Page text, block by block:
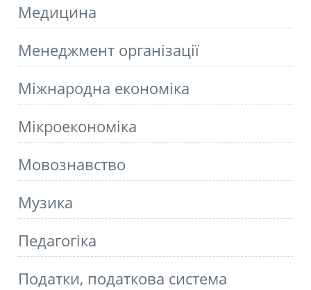
Медицина
Менеджмент організації
Міжнародна економіка
Мікроекономіка
Мовознавство
Музика
Педагогіка
Податки, податкова система